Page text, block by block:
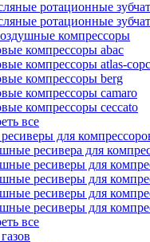
ротационные
ротационные
компрессоры
компрессоры abac
компрессоры atlas-
компрессоры berg
компрессоры camaro
компрессоры ceccato
все
для
ресивера для
ресиверы для
ресиверы для
ресиверы для
ресиверы для
все